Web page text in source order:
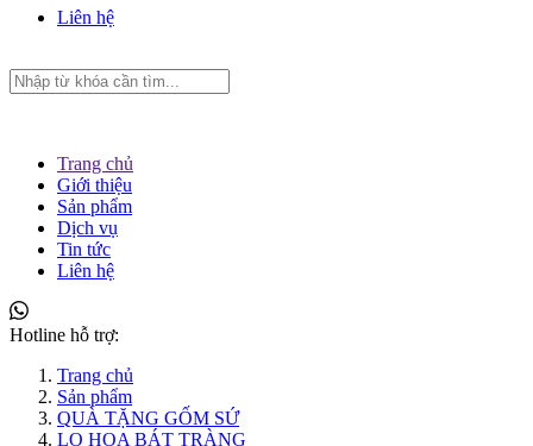
Liên hệ
Trang chủ
Giới thiệu
Sản phẩm
Dịch vụ
Tin tức
Liên hệ
Hotline hỗ trợ:
Trang chủ
Sản phẩm
QUÀ TẶNG GỐM SỨ
LỌ HOA BÁT TRÀNG